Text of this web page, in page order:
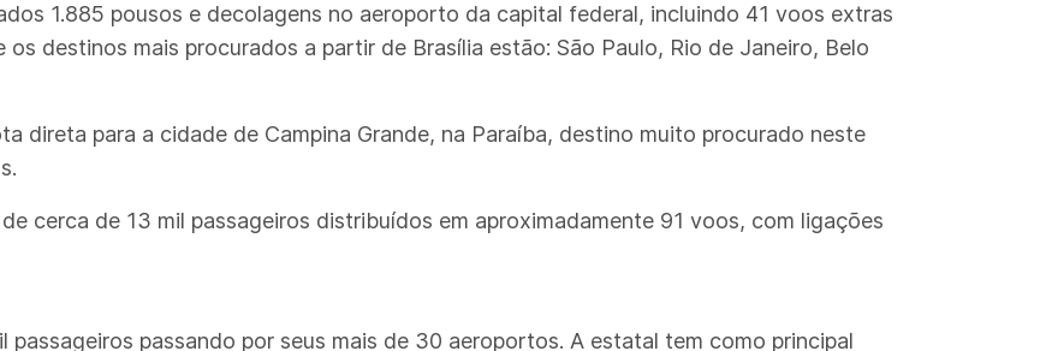
1.885 pousos e decolagens no aeroporto da capital federal, incluindo 41 voos extras
destinos mais procurados a partir de Brasília estão: São Paulo, Rio de Janeiro, Belo
direta para a cidade de Campina Grande, na Paraíba, destino muito procurado neste
cerca de 13 mil passageiros distribuídos em aproximadamente 91 voos, com ligações
passando por seus mais de 30 aeroportos. A estatal tem como principal